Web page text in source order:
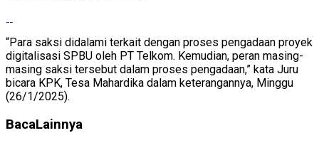
“Para saksi didalami terkait dengan proses pengadaan proyek
digitalisasi SPBU oleh PT Telkom. Kemudian, peran masing-
masing saksi tersebut dalam proses pengadaan,” kata Juru
bicara KPK, Tesa Mahardika dalam keterangannya, Minggu
(26/1/2025).
BacaLainnya